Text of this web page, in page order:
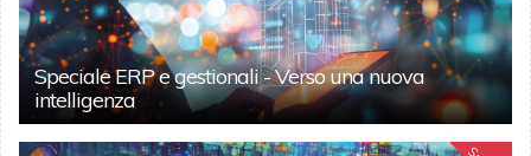
Speciale ERP e gestionali - Verso una nuova
intelligenza